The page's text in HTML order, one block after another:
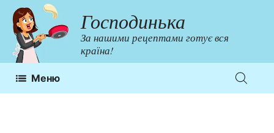
Перейти
до
контенту
Господинька
За нашими рецептами готує вся
країна!
Меню